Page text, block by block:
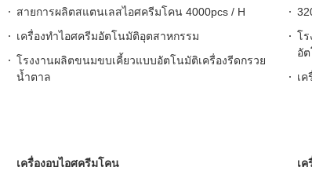
สายการผลิตสแตนเลสไอศครีมโคน 4000pcs / H
เครื่องทำไอศครีมอัตโนมัติอุตสาหกรรม
โรงงานผลิตขนมขบเคี้ยวแบบอัตโนมัติเครื่องรีดกรวย
น้ำตาล
โ
อั
เ
เครื่องอบไอศครีมโคน เ